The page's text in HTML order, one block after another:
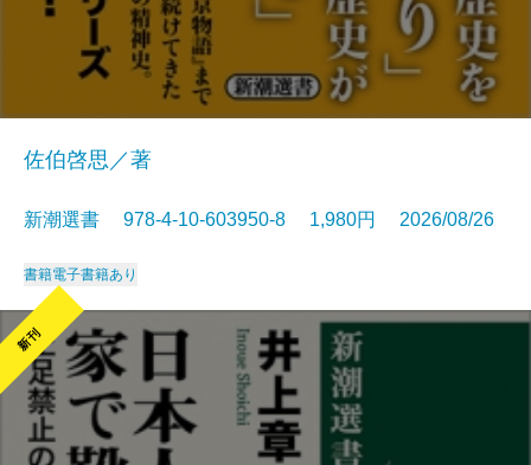
佐伯啓思／著
新潮選書 978-4-10-603950-8 1,980円 2026/08/26
書籍電子書籍あり
新刊